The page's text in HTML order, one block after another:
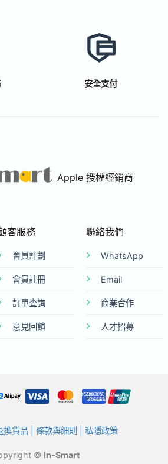
安全支付
Apple 授權經銷商
客服務
會員計劃
會員註冊
訂單查詢
意見回饋
聯絡我們
WhatsApp
Email
商業合作
人才招募
換貨品| 條款與細則 私隱政策
© In-Smart